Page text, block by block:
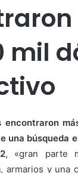
mil
encontraron
una búsqueda
, «gran parte
armarios y una